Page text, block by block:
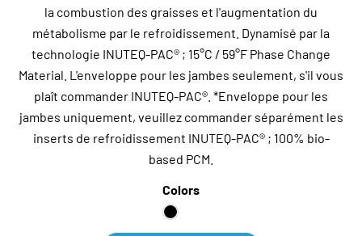
la combustion des graisses et l'augmentation du
métabolisme par le refroidissement. Dynamisé par la
technologie INUTEQ-PAC® ; 15°C / 59°F Phase Change
Material. L'enveloppe pour les jambes seulement, s'il vous
plaît commander INUTEQ-PAC®. *Enveloppe pour les
jambes uniquement, veuillez commander séparément les
inserts de refroidissement INUTEQ-PAC® ; 100% bio-
based PCM.
Colors